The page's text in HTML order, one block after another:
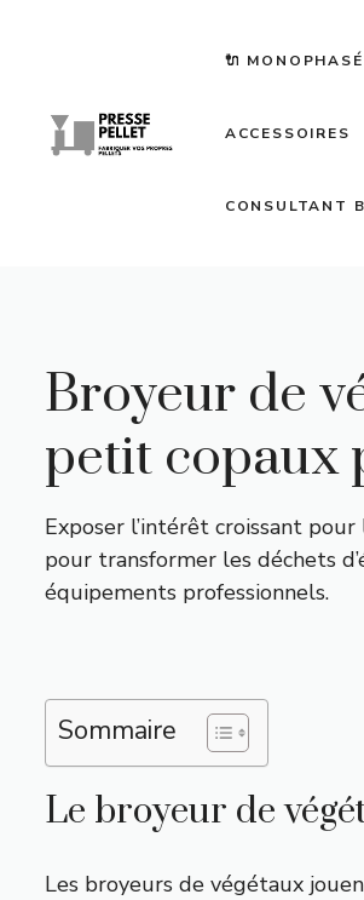
🔌
ACCESSOIRES
CONSULTANT
Broyeur de
petit copaux
Exposer l’intérêt croissant
pour transformer les déchets
équipements professionnels.
Sommaire
Le broyeur de
Les broyeurs de végétaux